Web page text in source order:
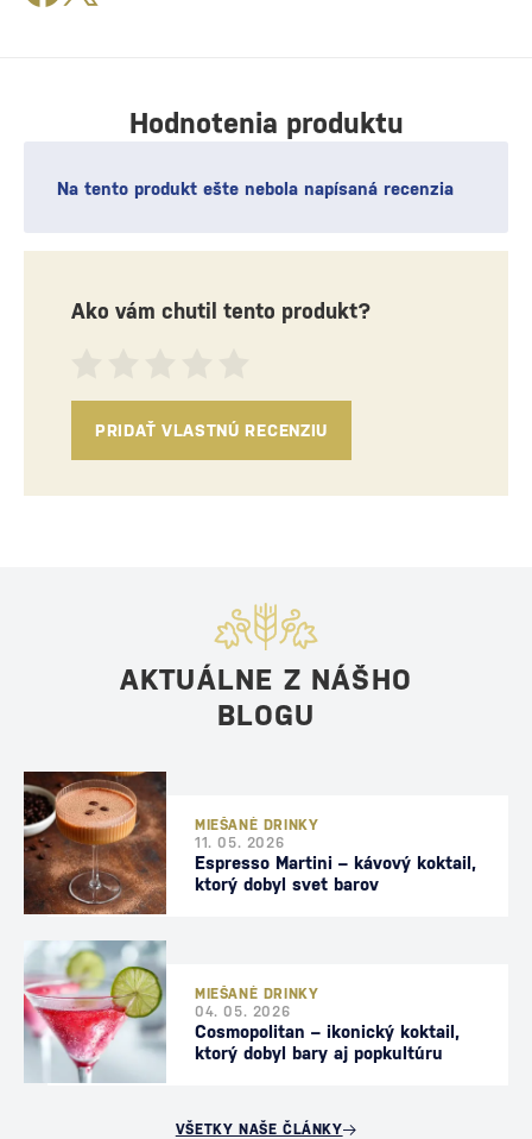
Hodnotenia produktu
Na tento produkt ešte nebola napísaná recenzia
Ako vám chutil tento produkt?
PRIDAŤ VLASTNÚ RECENZIU
AKTUÁLNE Z NÁŠHO
BLOGU
MIEŠANÉ DRINKY
11. 05. 2026
Espresso Martini – kávový koktail,
ktorý dobyl svet barov
MIEŠANÉ DRINKY
04. 05. 2026
Cosmopolitan – ikonický koktail,
ktorý dobyl bary aj popkultúru
VŠETKY NAŠE ČLÁNKY